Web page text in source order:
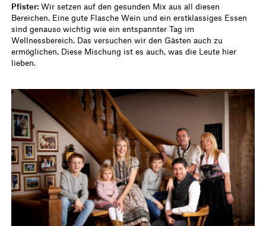
Pfister:Wir setzen auf den gesunden Mix aus all diesen
Bereichen. Eine gute Flasche Wein und ein erstklassiges Essen
sind genauso wichtig wie ein entspannter Tag im
Wellnessbereich. Das versuchen wir den Gästen auch zu
ermöglichen. Diese Mischung ist es auch, was die Leute hier
lieben.